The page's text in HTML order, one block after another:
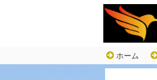
ホーム